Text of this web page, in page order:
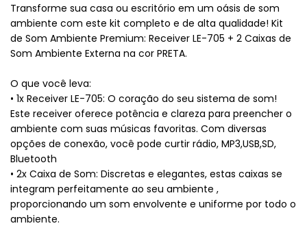
Transforme sua casa ou escritório em um oásis de som
ambiente com este kit completo e de alta qualidade! Kit
de Som Ambiente Premium: Receiver LE-705 + 2 Caixas de
Som Ambiente Externa na cor PRETA.
O que você leva:
• 1x Receiver LE-705: O coração do seu sistema de som!
Este receiver oferece potência e clareza para preencher o
ambiente com suas músicas favoritas. Com diversas
opções de conexão, você pode curtir rádio, MP3,USB,SD,
Bluetooth
• 2x Caixa de Som: Discretas e elegantes, estas caixas se
integram perfeitamente ao seu ambiente ,
proporcionando um som envolvente e uniforme por todo o
ambiente.